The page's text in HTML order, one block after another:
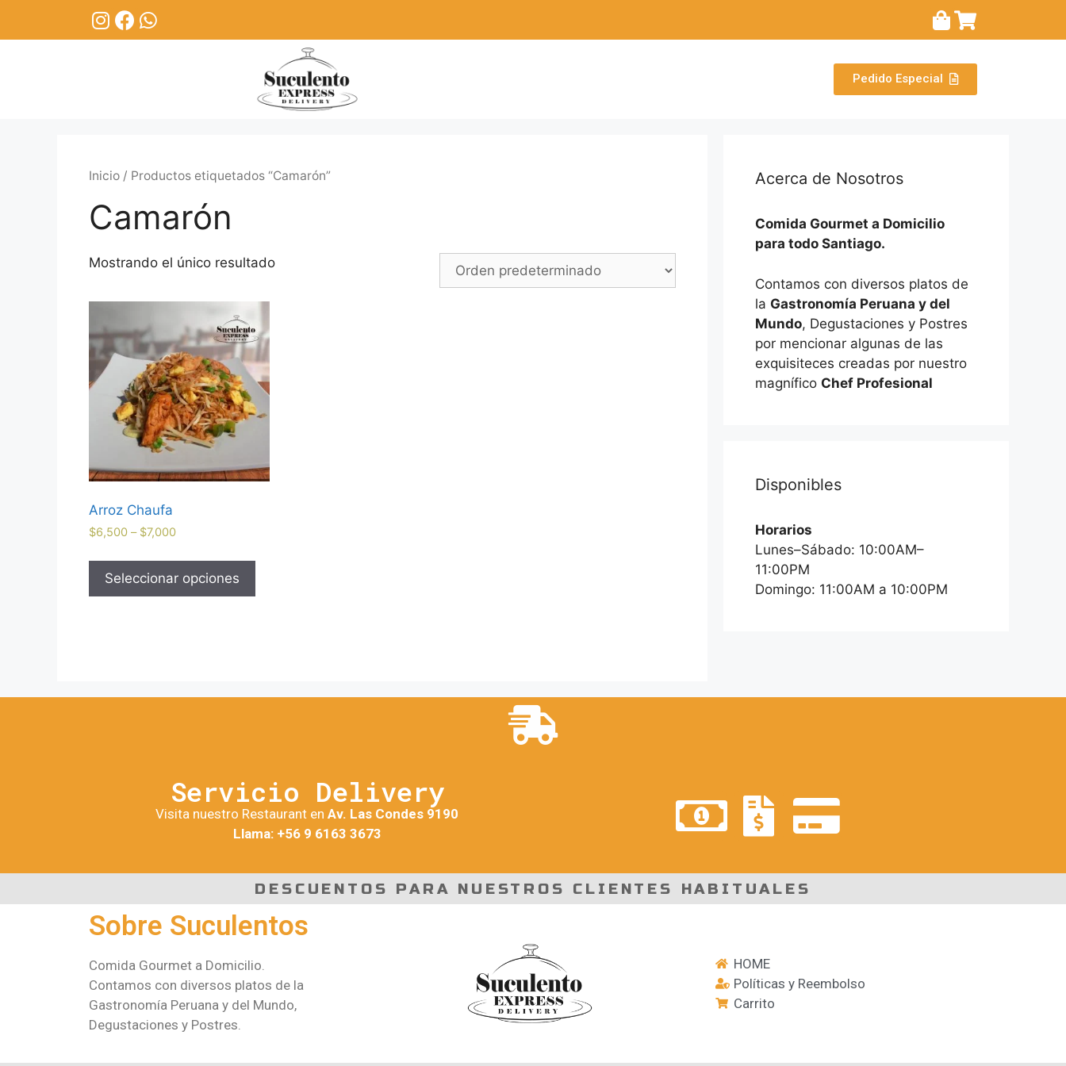
Pedido Especial
Inicio / Productos etiquetados “Camarón”
Camarón
Mostrando el único resultado
Arroz Chaufa
$6,500 – $7,000
Seleccionar opciones
Acerca de Nosotros
Comida Gourmet a Domicilio
para todo Santiago.
Contamos con diversos platos de
la Gastronomía Peruana y del
Mundo, Degustaciones y Postres
por mencionar algunas de las
exquisiteces creadas por nuestro
magnífico Chef Profesional
Disponibles
Horarios
Lunes–Sábado: 10:00AM–
11:00PM
Domingo: 11:00AM a 10:00PM
Servicio Delivery
Visita nuestro Restaurant en Av. Las Condes 9190
Llama: +56 9 6163 3673
DESCUENTOS PARA NUESTROS CLIENTES HABITUALES
Sobre Suculentos
Comida Gourmet a Domicilio.
Contamos con diversos platos de la
Gastronomía Peruana y del Mundo,
Degustaciones y Postres.
HOME
Políticas y Reembolso
Carrito